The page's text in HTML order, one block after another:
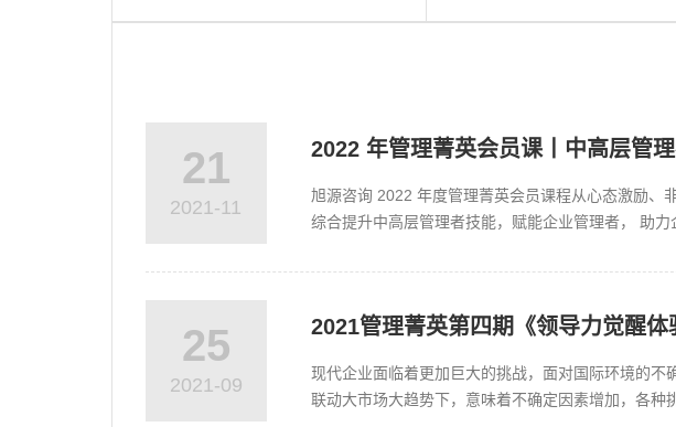
21
2021-11
2022 年管理菁英会员课丨中高层管
旭源咨询 2022 年度管理菁英会员课程从心态激励、
综合提升中高层管理者技能，赋能企业管理者， 助
25
2021-09
2021管理菁英第四期《领导力觉醒体
现代企业面临着更加巨大的挑战，面对国际环境的
联动大市场大趋势下，意味着不确定因素增加，各种